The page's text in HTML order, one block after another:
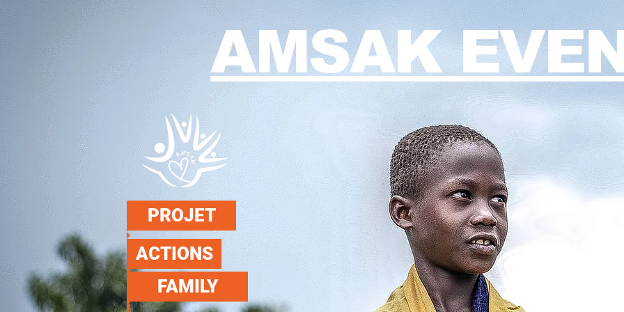
AMSAK
PROJET
ACTIONS
FAMILY